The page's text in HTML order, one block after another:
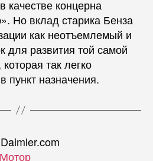
качестве концерна
Но вклад старика Бенза
как неотъемлемый и
для развития той самой
так легко
пункт назначения.